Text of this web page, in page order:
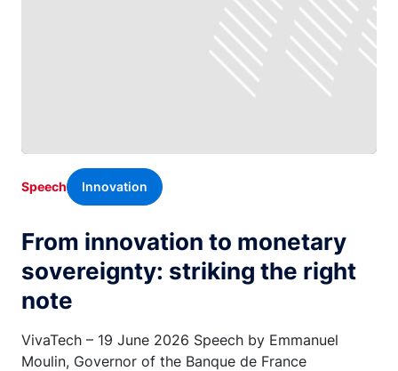
Speech Innovation
From innovation to monetary
sovereignty: striking the right
note
VivaTech – 19 June 2026 Speech by Emmanuel
Moulin, Governor of the Banque de France